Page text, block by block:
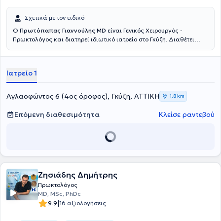
Σχετικά με τον ειδικό
Ο Πρωτόπαπας Γιαννούλης MD είναι Γενικός Χειρουργός -
Πρωκτολόγος και διατηρεί ιδιωτικό ιατρείο στο Γκύζη. Διαθέτει
Καποδιστριακού Πανεπιστημίου Αθηνών και ειδικεύτηκε στη Γενική
Μετεκπαιδεύτηκε στην Επείγουσα Προνοσοκομειακή Ιατρική και
κατέχει πιστοποίηση ATLS και Definitive Surgical Trauma Care
Course. Είναι συνεργάτης της Αθηναϊκής Κλινικής και του Doctor's
Hospital. Τέλος, είναι μέλος της Ελληνικής Εταιρείας Επούλωσης
Τραύματος και Ελκών και συμμετέχει σε πλήθος συνεδρίων στην
Ελλάδα και το εξωτερικό, στα πλαίσια της συνεχούς κατάρτισης,
Ιατρείο 1
Αγλαοφώντος 6 (4ος όροφος), Γκύζη, ΑΤΤΙΚΗ 1,8 km
Επόμενη διαθεσιμότητα Κλείσε ραντεβού
Ζησιάδης Δημήτρης
Πρωκτολόγος
MD, MSc, PhDc
9.9|16 αξιολογήσεις